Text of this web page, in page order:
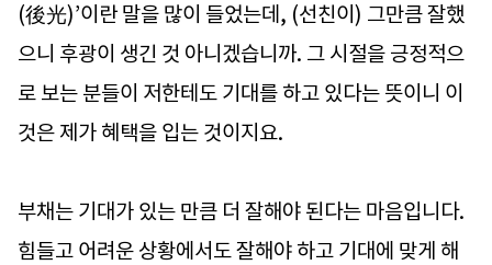
(後光)’이란 말을 많이 들었는데, (선친이) 그만큼 잘했
으니 후광이 생긴 것 아니겠습니까. 그 시절을 긍정적으
로 보는 분들이 저한테도 기대를 하고 있다는 뜻이니 이
것은 제가 혜택을 입는 것이지요.
부채는 기대가 있는 만큼 더 잘해야 된다는 마음입니다.
힘들고 어려운 상황에서도 잘해야 하고 기대에 맞게 해